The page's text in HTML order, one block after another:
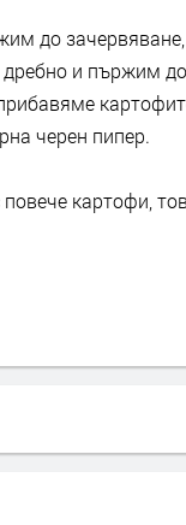
до
дребно и пържим
черен пипер.
картофи,